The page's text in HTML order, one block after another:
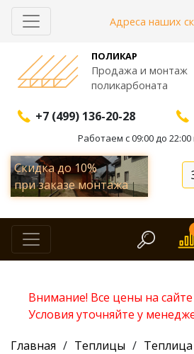
Адреса наших
ПОЛИКАР
Продажа и монтаж
поликарбоната
+7 (499) 136-20-28
Работаем с 09:00 до
Скидка до10%
при заказе монтажа
Внимание! Все цены на
Условия уточняйте у
Главная
Теплицы